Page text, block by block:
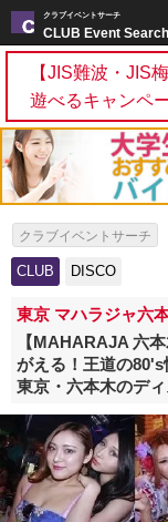
クラブイベントサーチ
CLUB Event Search
【JIS難波・JIS
遊べるキャンペ
クラブイベントサーチ
CLUB DISCO
東京 マハラジャ六
【MAHARAJA 六
がえる！王道の
東京・六本木のデ